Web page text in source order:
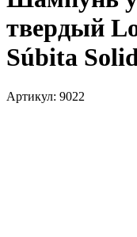
твердый
Súbita
Артикул: 9022